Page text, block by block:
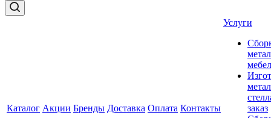
Каталог Акции Бренды Доставка Оплата Контакты
Услуги
заказ